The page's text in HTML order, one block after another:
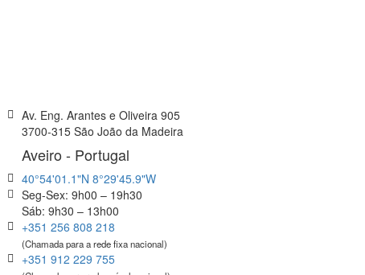
Av. Eng. Arantes e Oliveira 905
3700-315 São João da Madeira
Aveiro - Portugal
40°54'01.1"N 8°29'45.9"W
Seg-Sex: 9h00 – 19h30
Sáb: 9h30 – 13h00
+351 256 808 218
(Chamada para a rede fixa nacional)
+351 912 229 755